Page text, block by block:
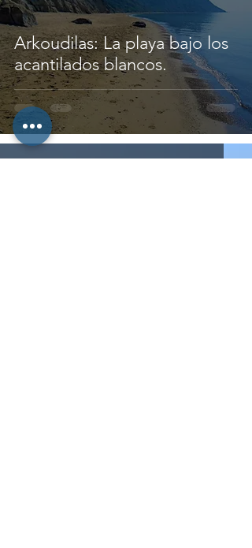
Arkoudilas: La playa bajo los
acantilados blancos.